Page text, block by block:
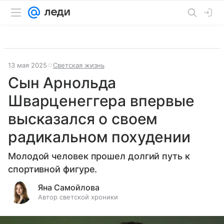
13 мая 2025 Светская жизнь
Сын Арнольда
Шварценеггера впервые
высказался о своем
радикальном похудении
Молодой человек прошел долгий путь к
спортивной фигуре.
Яна Самойлова
Автор светской хроники